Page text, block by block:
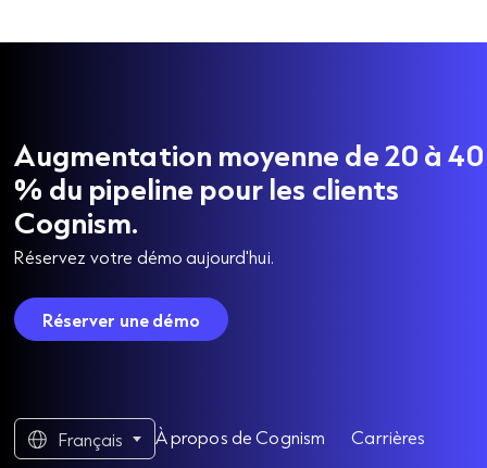
Augmentation moyenne de 20 à 40
% du pipeline pour les clients
Cognism.
Réservez votre démo aujourd'hui.
Réserver une démo
Français À propos de Cognism Carrières